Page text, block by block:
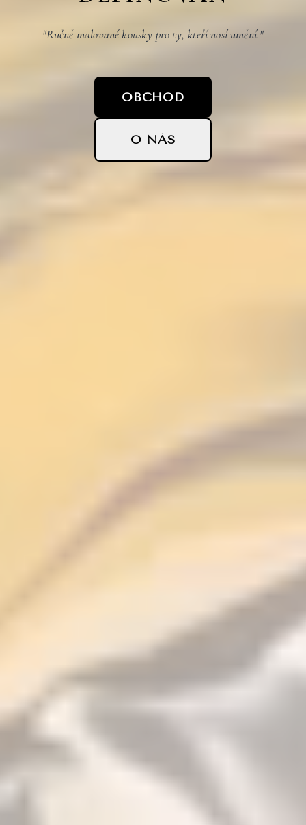
"Ručně malované kousky pro ty, kteří nosí umění."
OBCHOD
O NÁS